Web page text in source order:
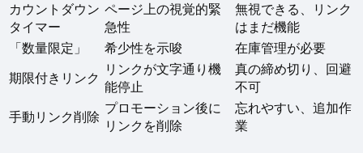
カウントダウン
タイマー
ページ上の視覚的緊
急性
無視できる、リンク
はまだ機能
「数量限定」
希少性を示唆
在庫管理が必要
期限付きリンク
リンクが文字通り機
能停止
真の締め切り、回避
不可
手動リンク削除
プロモーション後に
リンクを削除
忘れやすい、追加作
業